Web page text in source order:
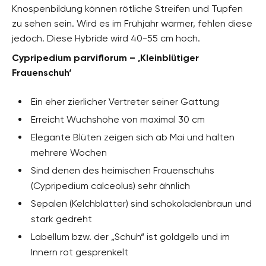
Knospenbildung können rötliche Streifen und Tupfen
zu sehen sein. Wird es im Frühjahr wärmer, fehlen diese
jedoch. Diese Hybride wird 40-55 cm hoch.
Cypripedium parviflorum – ‚Kleinblütiger
Frauenschuh‘
Ein eher zierlicher Vertreter seiner Gattung
Erreicht Wuchshöhe von maximal 30 cm
Elegante Blüten zeigen sich ab Mai und halten
mehrere Wochen
Sind denen des heimischen Frauenschuhs
(Cypripedium calceolus) sehr ähnlich
Sepalen (Kelchblätter) sind schokoladenbraun und
stark gedreht
Labellum bzw. der „Schuh“ ist goldgelb und im
Innern rot gesprenkelt